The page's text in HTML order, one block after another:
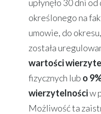
upłynęło 30 dni
określonego na
umowie, do
została
wartości
fizycznych lub o
wierzytelnościw
Możliwość ta